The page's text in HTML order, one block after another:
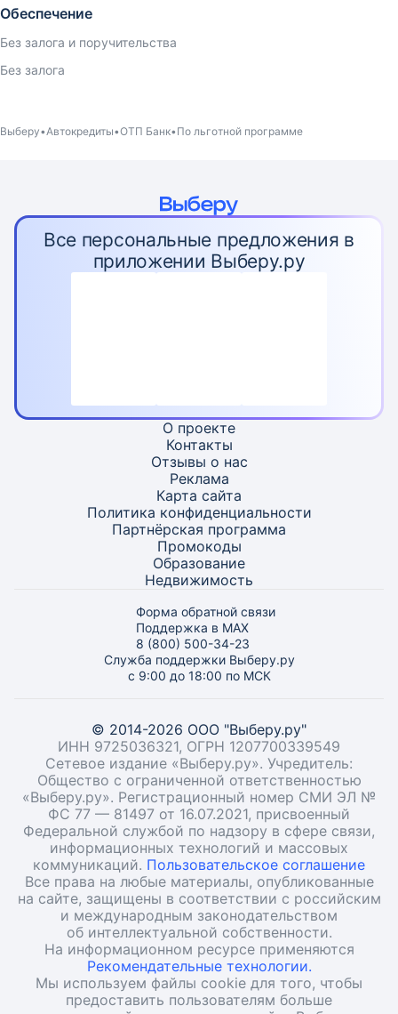
Обеспечение
Без залога и поручительства
Без залога
Выберу Автокредиты ОТП Банк По льготной программе
Все персональные предложения в
приложении Выберу.ру
О проекте
Контакты
Отзывы о нас
Реклама
Карта сайта
Политика конфиденциальности
Партнёрская программа
Промокоды
Образование
Недвижимость
Форма обратной связи
Поддержка в MAX
8 (800) 500-34-23
Служба поддержки Выберу.ру
с 9:00 до 18:00 по МСК
© 2014-2026 ООО "Выберу.ру"
ИНН 9725036321, ОГРН 1207700339549
Сетевое издание «Выберу.ру». Учредитель:
Общество с ограниченной ответственностью
«Выберу.ру». Регистрационный номер СМИ ЭЛ №
ФС 77 — 81497 от 16.07.2021, присвоенный
Федеральной службой по надзору в сфере связи,
информационных технологий и массовых
коммуникаций. Пользовательское соглашение
Все права на любые материалы, опубликованные
на сайте, защищены в соответствии с российским
и международным законодательством
об интеллектуальной собственности.
На информационном ресурсе применяются
Рекомендательные технологии.
Мы используем файлы cookie для того, чтобы
предоставить пользователям больше